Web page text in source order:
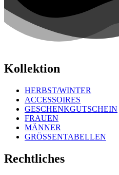
Kollektion
HERBST/WINTER
ACCESSOIRES
GESCHENKGUTSCHEIN
FRAUEN
MÄNNER
GRÖSSENTABELLEN
Rechtliches